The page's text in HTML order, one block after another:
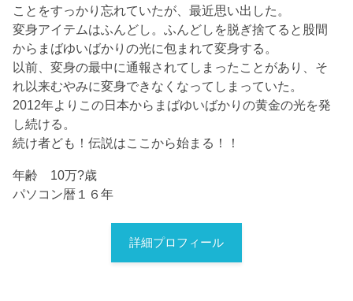
ことをすっかり忘れていたが、最近思い出した。
変身アイテムはふんどし。ふんどしを脱ぎ捨てると股間
からまばゆいばかりの光に包まれて変身する。
以前、変身の最中に通報されてしまったことがあり、そ
れ以来むやみに変身できなくなってしまっていた。
2012年よりこの日本からまばゆいばかりの黄金の光を発
し続ける。
続け者ども！伝説はここから始まる！！
年齢 10万?歳
パソコン暦１６年
詳細プロフィール